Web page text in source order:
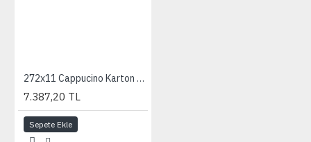
272x11 Cappucino Karton Fon
7.387,20 TL
Sepete Ekle